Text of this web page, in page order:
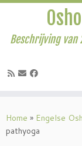
naar
inhoud
Beschrijving van
Home » Engelse
pathyoga